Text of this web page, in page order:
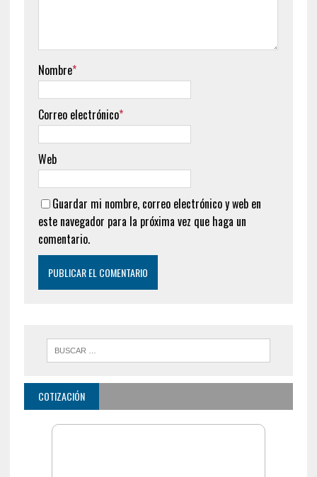
Nombre*
Correo electrónico*
Web
Guardar mi nombre, correo electrónico y web en
este navegador para la próxima vez que haga un
comentario.
COTIZACIÓN